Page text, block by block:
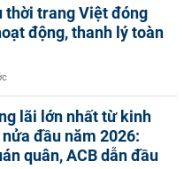
thời trang Việt đóng
động, thanh lý toàn
lãi lớn nhất từ kinh
đầu năm 2026:
quân, ACB dẫn đầu